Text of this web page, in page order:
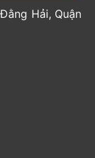
Hải, Quận